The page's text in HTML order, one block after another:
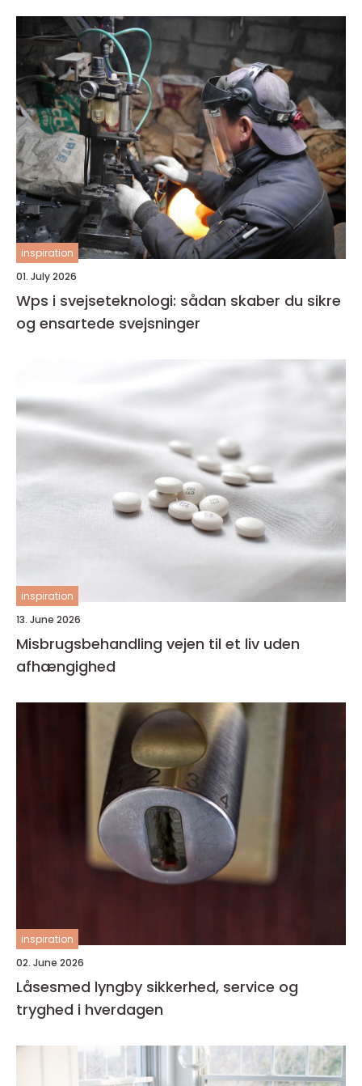
inspiration
01. July 2026
Wps i svejseteknologi: sådan skaber du sikre
og ensartede svejsninger
inspiration
13. June 2026
Misbrugsbehandling vejen til et liv uden
afhængighed
inspiration
02. June 2026
Låsesmed lyngby sikkerhed, service og
tryghed i hverdagen